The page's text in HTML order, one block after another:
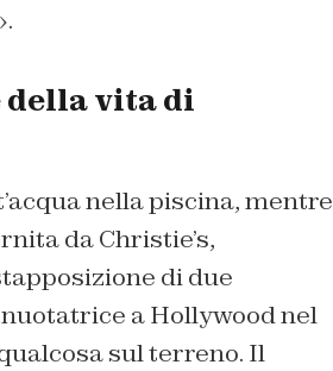
della vita di
nella piscina, mentre
da Christie’s,
di due
a Hollywood nel
sul terreno. Il